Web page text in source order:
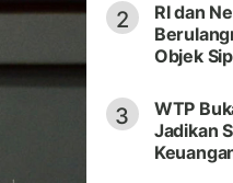
2
RI dan
Objek
3
WTP
Jadikan